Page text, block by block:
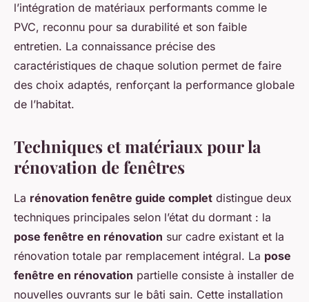
l’intégration de matériaux performants comme le
PVC, reconnu pour sa durabilité et son faible
entretien. La connaissance précise des
caractéristiques de chaque solution permet de faire
des choix adaptés, renforçant la performance globale
de l’habitat.
Techniques et matériaux pour la
rénovation de fenêtres
La rénovation fenêtre guide complet distingue deux
techniques principales selon l’état du dormant : la
pose fenêtre en rénovation sur cadre existant et la
rénovation totale par remplacement intégral. La pose
fenêtre en rénovation partielle consiste à installer de
nouvelles ouvrants sur le bâti sain. Cette installation